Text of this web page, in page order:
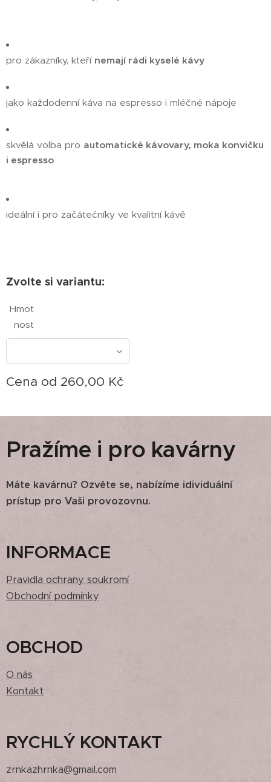
pro zákazníky, kteří nemají rádi kyselé kávy
jako každodenní káva na espresso i mléčné nápoje
skvělá volba pro automatické kávovary, moka konvičku
i espresso
ideální i pro začátečníky ve kvalitní kávě
Zvolte si variantu:
Hmot
nost
Cena od 260,00 Kč
Pražíme i pro kavárny
Máte kavárnu? Ozvěte se, nabízíme idividuální
prístup pro Vaši provozovnu.
INFORMACE
Pravidla ochrany soukromí
Obchodní podmínky
OBCHOD
O nás
Kontakt
RYCHLÝ KONTAKT
zrnkazhrnka@gmail.com